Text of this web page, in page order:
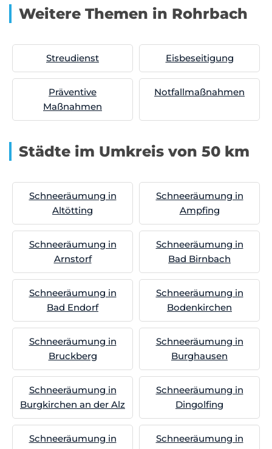
Weitere Themen in Rohrbach
Streudienst Eisbeseitigung
Präventive
Maßnahmen
Notfallmaßnahmen
Städte im Umkreis von 50 km
Schneeräumung in
Altötting
Schneeräumung in
Ampfing
Schneeräumung in
Arnstorf
Schneeräumung in
Bad Birnbach
Schneeräumung in
Bad Endorf
Schneeräumung in
Bodenkirchen
Schneeräumung in
Bruckberg
Schneeräumung in
Burghausen
Schneeräumung in
Burgkirchen an der Alz
Schneeräumung in
Dingolfing
Schneeräumung in
Schneeräumung in